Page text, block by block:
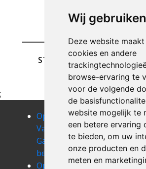
Wij
Deze website
cookies en andere
browse-ervaring te
voor de volgende
de
website mogelijk te
een betere ervaring
te bieden, om uw
onze producten en
meten en
STUREN
;
Opruimen
Van Uw
Garage
bellegem
Opruimen
Van Uw
Garage
beselare
Opruimen
Opruimen